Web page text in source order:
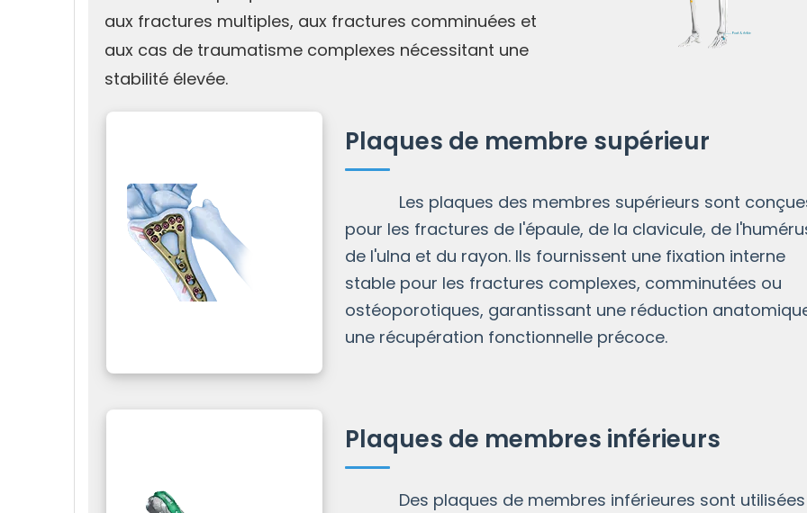
aux fractures multiples, aux fractures comminuées et
aux cas de traumatisme complexes nécessitant une
stabilité élevée.
Plaques de membre supérieur
Les plaques des membres supérieurs sont
pour les fractures de l'épaule, de la clavicule, de
de l'ulna et du rayon. Ils fournissent une fixation interne
stable pour les fractures complexes, comminutées ou
ostéoporotiques, garantissant une réduction
une récupération fonctionnelle précoce.
Plaques de membres inférieurs
Des plaques de membres inférieures sont utilisées